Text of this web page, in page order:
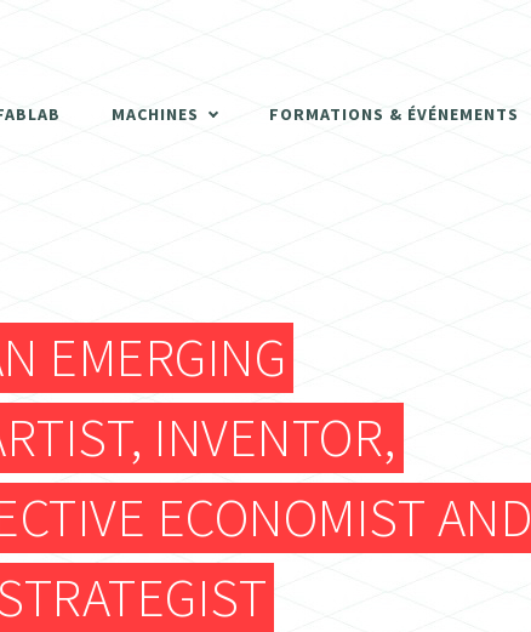
MACHINES
DÉCOUPEUSES LASER
IMPRIMANTES 3D
ATELIER BOIS
FRAISEUSES NUMERIQUES (CNC)
FORMATIONS & ÉVÉNEMENTS
ATELIER BOIS
FRAISEUSES NUMERIQUES (CNC)
ELECTRONIQUE
ATELIER TEXTILE
EMERGING
INVENTOR,
ECONOMIST AND